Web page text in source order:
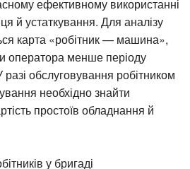
ефективному використанні
й устаткування. Для аналізу
карта «робітник — машина»,
оператора менше періоду
обслуговування робітником
необхідно знайти
простоїв обладнання й
у бригаді